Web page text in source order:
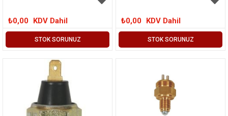
STOK SORUNUZ
₺0,00 KDV Dahil
STOK SORUNUZ
₺0,00 KDV Dahil